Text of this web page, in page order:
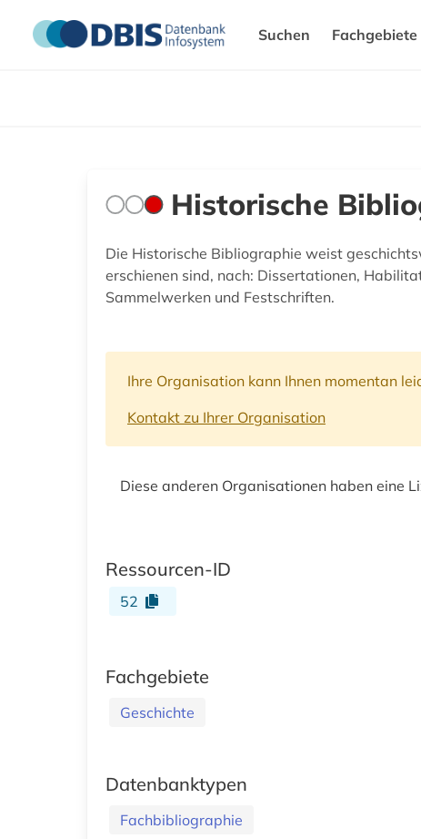
Suchen Fachgebiete
Historische
Die Historische Bibliographie weist
erschienen sind, nach: Dissertationen,
Sammelwerken und Festschriften.
Ihre Organisation kann Ihnen momentan
Kontakt zu Ihrer Organisation
Diese anderen Organisationen haben eine
Ressourcen-ID
52
Fachgebiete
Geschichte
Datenbanktypen
Fachbibliographie